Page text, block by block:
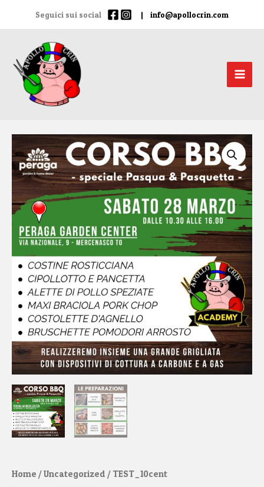
Seguici sui social | info@apollocrin.com
Home /Uncategorized / TEST_10cent
TEST_10cent
quantità